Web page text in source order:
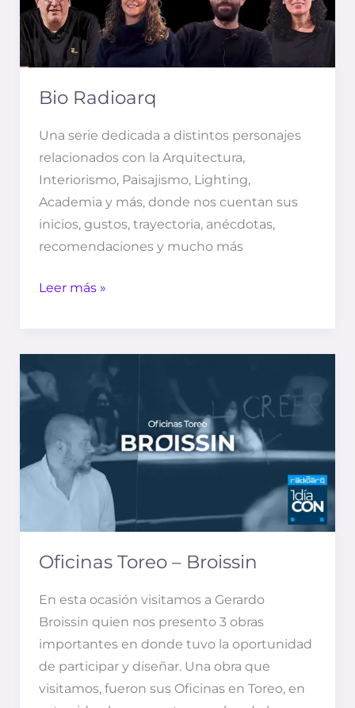
Bio Radioarq
Una serie dedicada a distintos personajes
relacionados con la Arquitectura,
Interiorismo, Paisajismo, Lighting,
Academia y más, donde nos cuentan sus
inicios, gustos, trayectoria, anécdotas,
recomendaciones y mucho más
Leer más »
Oficinas Toreo – Broissin
En esta ocasión visitamos a Gerardo
Broissin quien nos presento 3 obras
importantes en donde tuvo la oportunidad
de participar y diseñar. Una obra que
visitamos, fueron sus Oficinas en Toreo, en
Toreo
Broissin